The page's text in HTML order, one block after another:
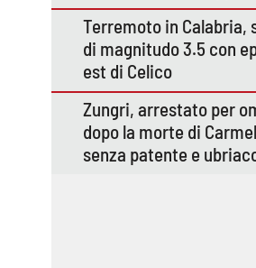
Terremoto in Calabria,
di magnitudo 3.5 con
est di Celico
Zungri, arrestato per
dopo la morte di
senza patente e